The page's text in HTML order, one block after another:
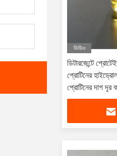
ভিডিও
ডিটারজেন্টে
প্রোটিনের
প্রোটিনের দাগ দূর